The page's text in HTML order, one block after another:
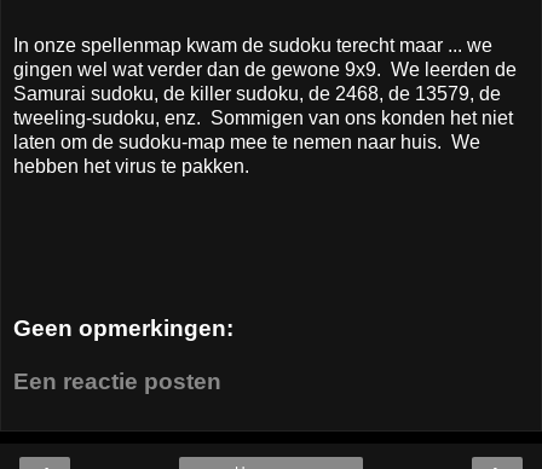
In onze spellenmap kwam de sudoku terecht maar ... we
gingen wel wat verder dan de gewone 9x9. We leerden de
Samurai sudoku, de killer sudoku, de 2468, de 13579, de
tweeling-sudoku, enz. Sommigen van ons konden het niet
laten om de sudoku-map mee te nemen naar huis. We
hebben het virus te pakken.
Geen opmerkingen:
Een reactie posten